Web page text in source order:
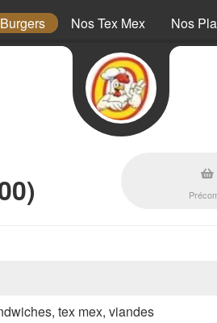
Nos Tex Mex Nos
tex mex, viandes